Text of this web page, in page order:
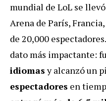
mundial de LoL se
Arena de París,
de 20,000
dato más impactante:
idiomasy alcanzó un
espectadores en